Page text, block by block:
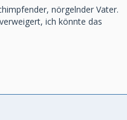
nörgelnder Vater.
ich könnte das